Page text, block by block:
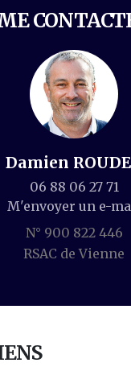
Damien
06 88 06 27 71
M'envoyer un e-
N° 900 822 446
RSAC de Vienne